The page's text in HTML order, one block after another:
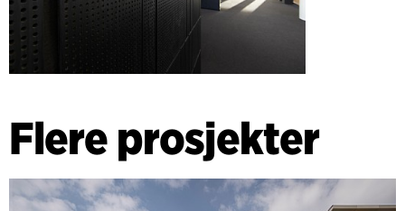
Flere prosjekter